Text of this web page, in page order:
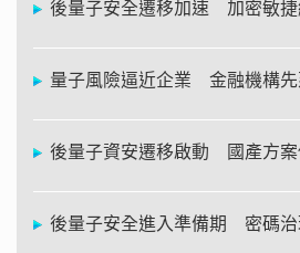
後量子安全遷移加速 加密敏
量子風險逼近企業 金融機構
後量子資安遷移啟動 國產方
後量子安全進入準備期 密碼治